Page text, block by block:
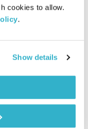
cookies to allow.
.
Show details
מדיטציית צלילים
דרור
צלילים רב ממדית עם
אודיו